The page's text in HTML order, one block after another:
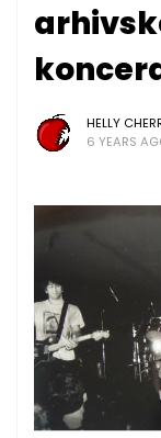
HELLY
6 YEARS